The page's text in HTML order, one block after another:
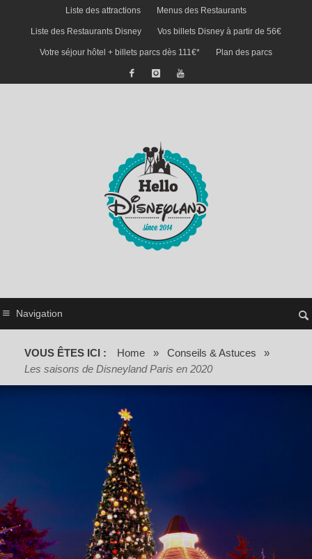
Liste des attractions Menus des Restaurants
Liste des Restaurants Disney Vos billets Disney à partir de 56€
Votre séjour hôtel + billets parcs dès 111€* Plan des parcs
Navigation
VOUS ÊTES ICI : Home » Conseils & Astuces
»
Les saisons de Disneyland Paris en 2020